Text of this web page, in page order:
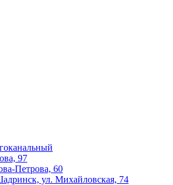
97
Петрова, 60
ул. Михайловская, 74